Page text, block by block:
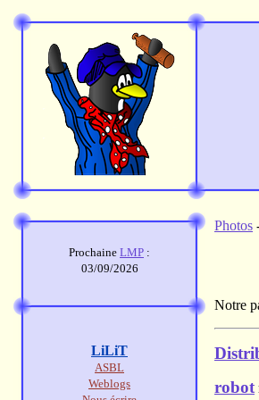
Photos
Notre
robot
Prochaine LMP :
03/09/2026
LiLiT
ASBL
Weblogs